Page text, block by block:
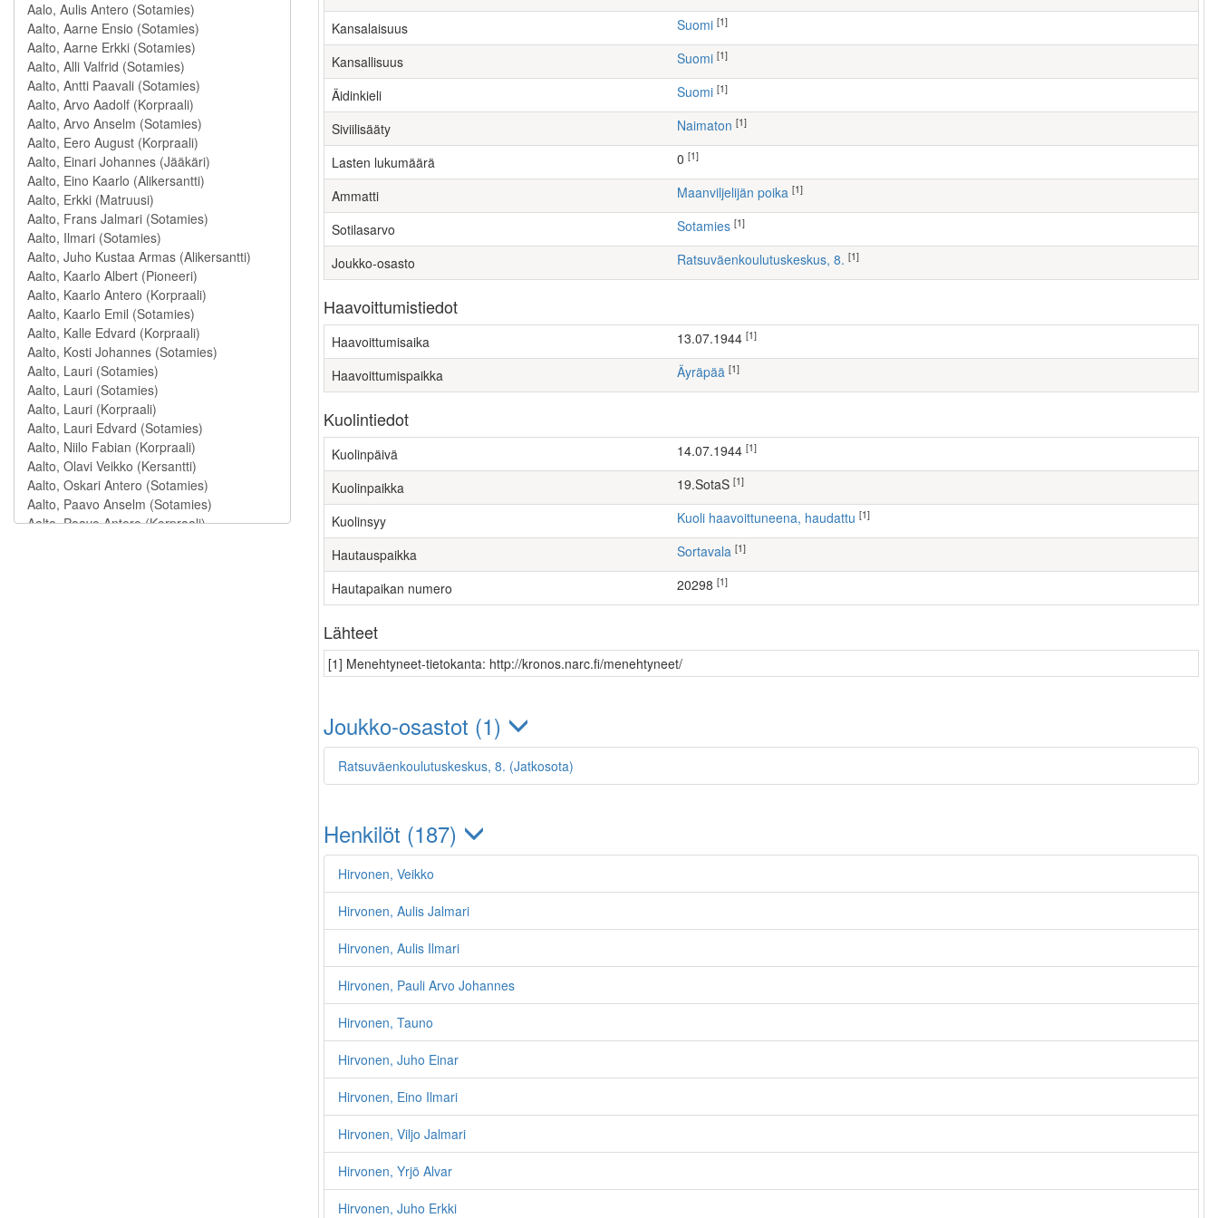
Kansalaisuus Suomi [1]
Kansallisuus Suomi [1]
Äidinkieli Suomi [1]
Siviilisääty Naimaton [1]
Lasten lukumäärä [1]
Ammatti maanviljelijän poika [1]
Sotilasarvo Sotamies [1]
Joukko-osasto Ratsuväenkoulutuskeskus, 8. [1]
Haavoittumistiedot
Haavoittumisaika 13.07.1944 [1]
Haavoittumispaikka Äyräpää [1]
Kuolintiedot
Kuolinpäivä 14.07.1944 [1]
Kuolinpaikka 19.SotaS [1]
Kuolinsyy Kuoli haavoittuneena, haudattu [1]
Hautauspaikka Sortavala [1]
Hautapaikan numero 20298 [1]
Lähteet
[1] Menehtyneet-tietokanta: http://kronos.narc.fi/menehtyneet/
Joukko-osastot (1)
Ratsuväenkoulutuskeskus, 8. (Jatkosota)
Henkilöt (187)
Hirvonen, Veikko
Hirvonen, Aulis Jalmari
Hirvonen, Aulis Ilmari
Hirvonen, Pauli Arvo Johannes
Hirvonen, Tauno
Hirvonen, Juho Einar
Hirvonen, Eino Ilmari
Hirvonen, Viljo Jalmari
Hirvonen, Yrjö Alvar
Hirvonen, Juho Erkki